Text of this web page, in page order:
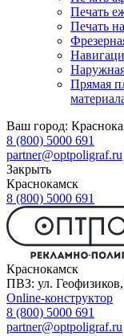
Печать
Печать
Прямая
Ваш город:
8 (800) 5000 691
partner@optpoligraf.ru
Закрыть
Краснокамск
8 (800) 5000 691
Краснокамск
ПВЗ: ул.
Online-конструктор
8 (800) 5000 691
partner@optpoligraf.ru